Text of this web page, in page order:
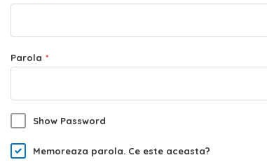
Parola
Show Password
Memoreaza parola. Ce este aceasta?